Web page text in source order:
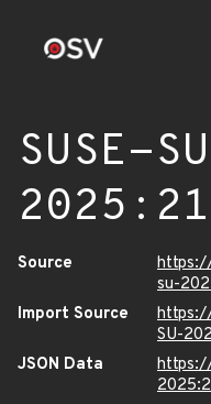
SUSE-
Source
su-
Import Source
SU-
JSON Data